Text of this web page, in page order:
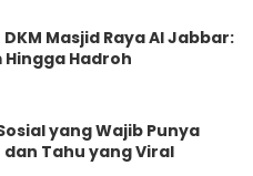
Masjid Raya Al Jabbar:
Hingga Hadroh
yang Wajib Punya
Tahu yang Viral